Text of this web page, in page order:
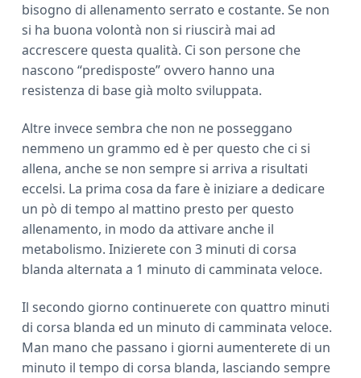
bisogno di allenamento serrato e costante. Se non
si ha buona volontà non si riuscirà mai ad
accrescere questa qualità. Ci son persone che
nascono “predisposte” ovvero hanno una
resistenza di base già molto sviluppata.
Altre invece sembra che non ne posseggano
nemmeno un grammo ed è per questo che ci si
allena, anche se non sempre si arriva a risultati
eccelsi. La prima cosa da fare è iniziare a dedicare
un pò di tempo al mattino presto per questo
allenamento, in modo da attivare anche il
metabolismo. Inizierete con 3 minuti di corsa
blanda alternata a 1 minuto di camminata veloce.
Il secondo giorno continuerete con quattro minuti
di corsa blanda ed un minuto di camminata veloce.
Man mano che passano i giorni aumenterete di un
minuto il tempo di corsa blanda, lasciando sempre